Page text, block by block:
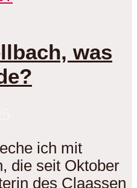
was
ich mit
die seit Oktober
des Claassen